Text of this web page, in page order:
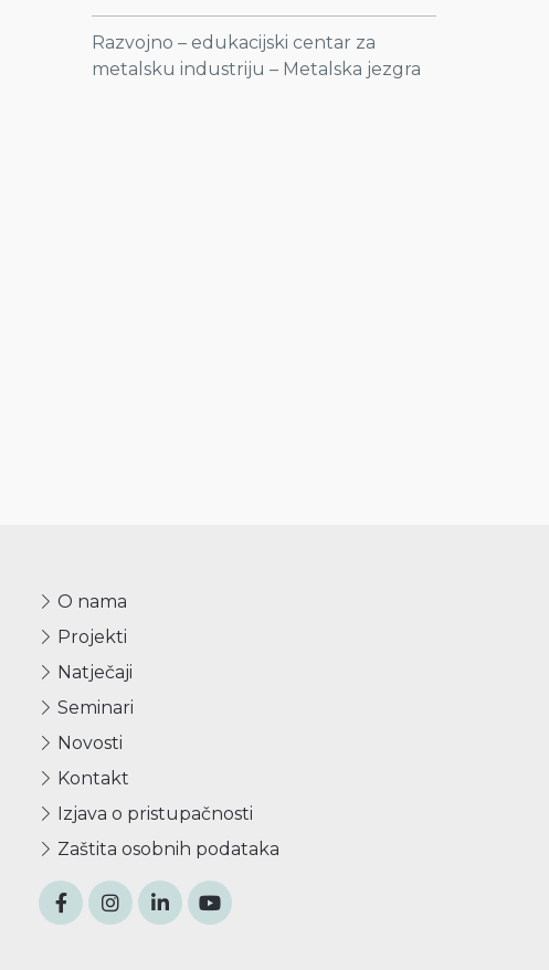
Razvojno – edukacijski centar za
metalsku industriju – Metalska jezgra
O nama
Projekti
Natječaji
Seminari
Novosti
Kontakt
Izjava o pristupačnosti
Zaštita osobnih podataka